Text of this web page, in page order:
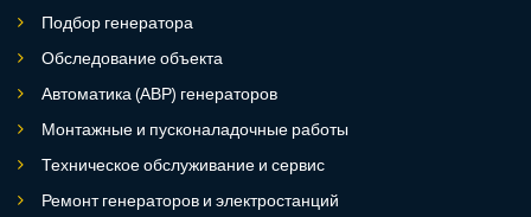
Подбор генератора
Обследование объекта
Автоматика (АВР) генераторов
Монтажные и пусконаладочные работы
Техническое обслуживание и сервис
Ремонт генераторов и электростанций